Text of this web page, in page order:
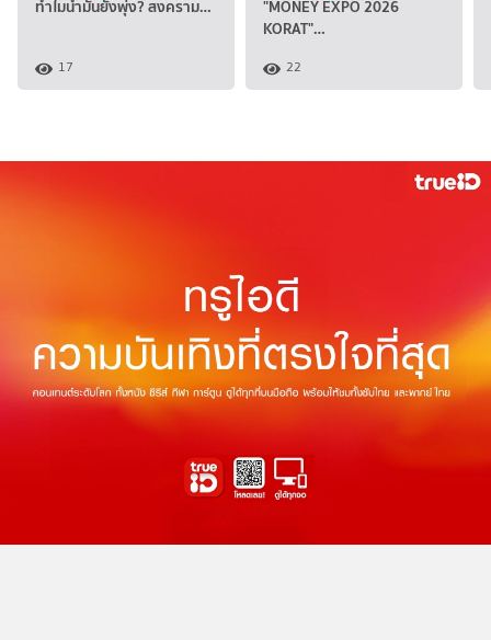
ทำไมน้ำมันยังพุ่ง? สงคราม…
17
"MONEY EXPO 2026
KORAT"…
22